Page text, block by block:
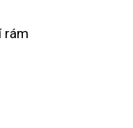
rám